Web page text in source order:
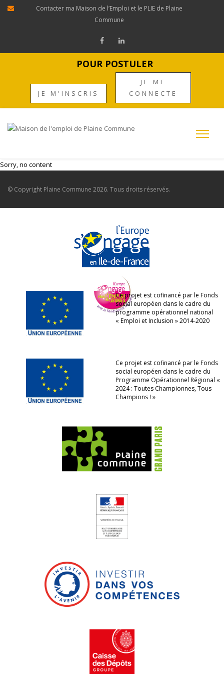
Contacter ma Maison de l’Emploi et le PLIE de Plaine
Commune
POUR POSTULER
JE M'INSCRIS
JE ME
CONNECTE
Sorry, no content
© Copyright Plaine Commune 2026. Tous droits réservés.
Ce projet est cofinancé par le Fonds
social européen dans le cadre du
programme opérationnel national
« Emploi et Inclusion » 2014-2020
Ce projet est cofinancé par le Fonds
social européen dans le cadre du
Programme Opérationnel Régional «
2024 : Toutes Championnes, Tous
Champions ! »